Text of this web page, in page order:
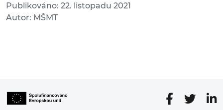
Publikováno: 22. listopadu 2021
Autor: MŠMT